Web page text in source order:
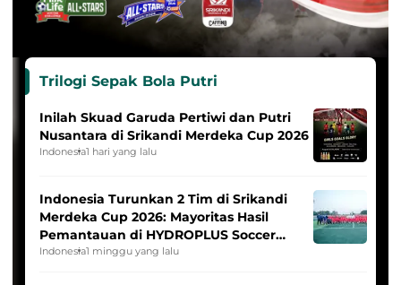
Trilogi Sepak Bola Putri
Inilah Skuad Garuda Pertiwi dan Putri
Nusantara di Srikandi Merdeka Cup 2026
Indonesia1 hari yang lalu
Indonesia Turunkan 2 Tim di Srikandi
Merdeka Cup 2026: Mayoritas Hasil
Pemantauan di HYDROPLUS Soccer
League
Indonesia1 minggu yang lalu